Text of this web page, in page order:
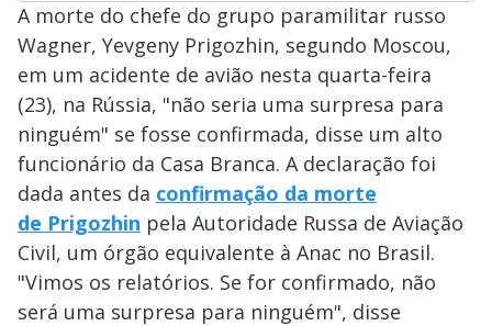
A morte do chefe do grupo paramilitar russo
Wagner, Yevgeny Prigozhin, segundo Moscou,
em um acidente de avião nesta quarta-feira
(23), na Rússia, "não seria uma surpresa para
ninguém" se fosse confirmada, disse um alto
funcionário da Casa Branca. A declaração foi
dada antes da confirmação da morte
de Prigozhin pela Autoridade Russa de Aviação
Civil, um órgão equivalente à Anac no Brasil.
"Vimos os relatórios. Se for confirmado, não
será uma surpresa para ninguém", disse